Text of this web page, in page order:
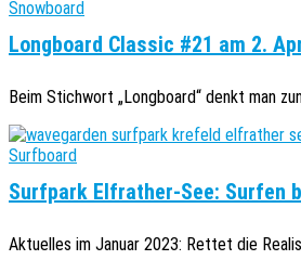
Snowboard
Longboard Classic #21 am 2.
Beim Stichwort „Longboard“ denkt man
Surfboard
Surfpark Elfrather-See: Surfen
Aktuelles im Januar 2023: Rettet die